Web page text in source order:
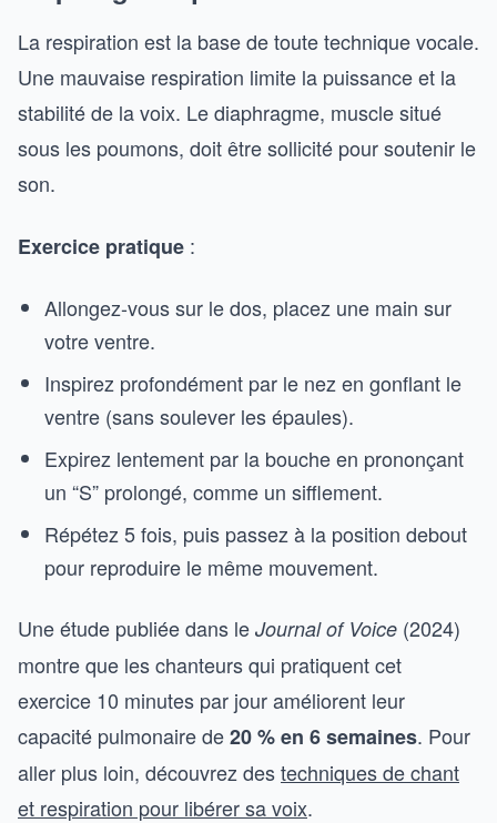
La respiration est la base de toute technique vocale.
Une mauvaise respiration limite la puissance et la
stabilité de la voix. Le diaphragme, muscle situé
sous les poumons, doit être sollicité pour soutenir le
son.
Exercice pratique :
Allongez-vous sur le dos, placez une main sur
votre ventre.
Inspirez profondément par le nez en gonflant le
ventre (sans soulever les épaules).
Expirez lentement par la bouche en prononçant
un “S” prolongé, comme un sifflement.
Répétez 5 fois, puis passez à la position debout
pour reproduire le même mouvement.
Une étude publiée dans le Journal of Voice (2024)
montre que les chanteurs qui pratiquent cet
exercice 10 minutes par jour améliorent leur
capacité pulmonaire de20 % en 6 semaines. Pour
aller plus loin, découvrez destechniques de chant
et respiration pour libérer sa voix.